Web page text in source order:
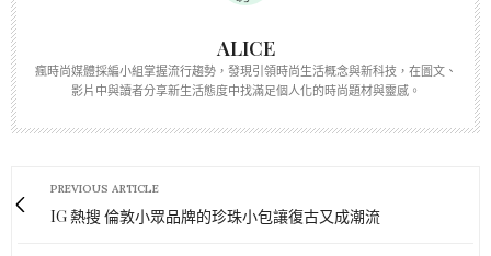
ALICE
瘋時尚媒體採編小組掌握流行趨勢，發現引領時尚生活概念與新科技，在圖文、
影片中與讀者分享新生活態度中找滿足個人化的時尚題材與靈感。
PREVIOUS ARTICLE
IG 熱搜 倫敦小眾品牌的珍珠小包讓復古又成潮流